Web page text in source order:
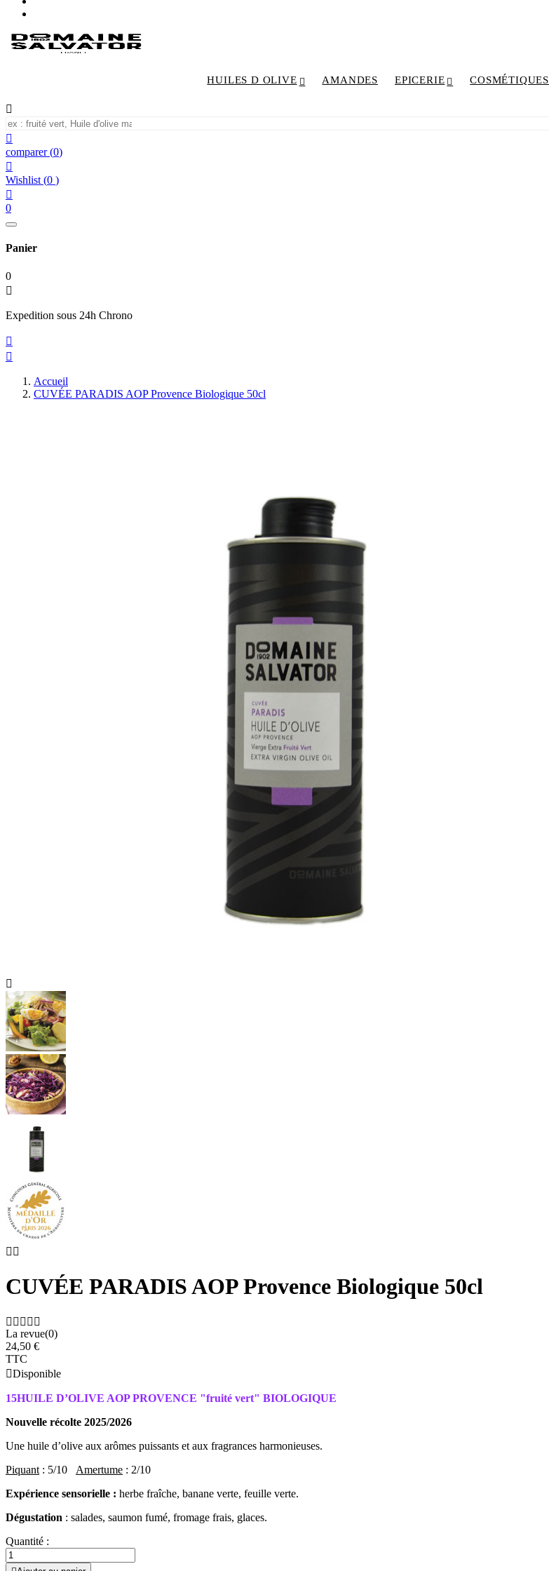
HUILES D OLIVE AMANDES EPICERIE COSMÉTIQUES


comparer (0)

Wishlist (0 )

0
Panier
0

Expedition sous 24h Chrono


Accueil
CUVÉE PARADIS AOP Provence Biologique 50cl

 
CUVÉE PARADIS AOP Provence Biologique 50cl
    
La revue(0)
24,50 €
TTC
Disponible
15HUILE D’OLIVE AOP PROVENCE "fruité vert" BIOLOGIQUE
Nouvelle récolte 2025/2026
Une huile d’olive aux arômes puissants et aux fragrances harmonieuses.
Piquant : 5/10 Amertume : 2/10
Expérience sensorielle : herbe fraîche, banane verte, feuille verte.
Dégustation : salades, saumon fumé, fromage frais, glaces.
Quantité :